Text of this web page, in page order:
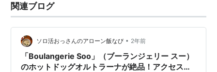
関連ブログ
ソロ活おっさんのアローン飯なび • 2年前
「Boulangerie Soo」（ブーランジェリー スー）
のホットドッグオルトラーナが絶品！アクセスは